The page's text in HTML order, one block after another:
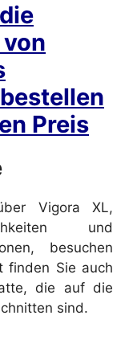
Preis
Vigora XL,
und
besuchen
finden Sie auch
die auf die
sind.